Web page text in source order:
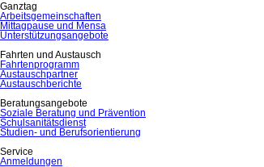
Ganztag
Arbeitsgemeinschaften
Mittagpause und Mensa
Unterstützungsangebote
Fahrten und Austausch
Fahrtenprogramm
Austauschpartner
Austauschberichte
Beratungsangebote
Soziale Beratung und Prävention
Schulsanitätsdienst
Studien- und Berufsorientierung
Service
Anmeldungen